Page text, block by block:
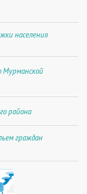
населения
Мурманской
района
граждан